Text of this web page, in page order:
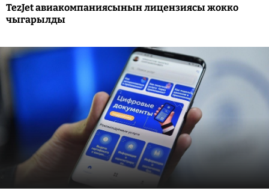
TezJet авиакомпаниясынын лицензиясы жокко
чыгарылды